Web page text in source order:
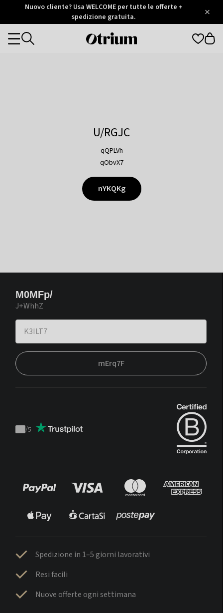
Otrium
Trustpilot
Nuovo cliente? Usa WELCOME per tutte le offerte +
spedizione gratuita.
Otrium
Categories
U/RGJC
qQPLVh
qObvX7
nYKQKg
M0MFp/
J+WhhZ
mErq7F
Trustpilot
/5
Spedizione in 1–5 giorni lavorativi
Resi facili
Nuove offerte ogni settimana